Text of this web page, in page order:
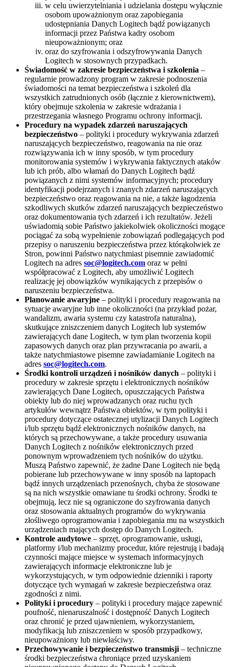
w celu uwierzytelniania i udzielania dostępu wyłącznie
osobom upoważnionym oraz zapobiegania
udostępniania Danych Logitech bądź powiązanych
informacji przez Państwa kadry osobom
nieupoważnionym; oraz
oraz do szyfrowania i odszyfrowywania Danych
Logitech w stosownych przypadkach.
Świadomość w zakresie bezpieczeństwa i szkolenia –
regularnie prowadzony program w zakresie podnoszenia
świadomości na temat bezpieczeństwa i szkoleń dla
wszystkich zatrudnionych osób (łącznie z kierownictwem),
który obejmuje szkolenia w zakresie wdrażania i
przestrzegania własnego Programu ochrony informacji.
Procedury na wypadek zdarzeń naruszających
bezpieczeństwo – polityki i procedury wykrywania zdarzeń
naruszających bezpieczeństwo, reagowania na nie oraz
rozwiązywania ich w inny sposób, w tym procedury
monitorowania systemów i wykrywania faktycznych ataków
lub ich prób, albo włamań do Danych Logitech bądź
powiązanych z nimi systemów informacyjnych; procedury
identyfikacji podejrzanych i znanych zdarzeń naruszających
bezpieczeństwo oraz reagowania na nie, a także łagodzenia
szkodliwych skutków zdarzeń naruszających bezpieczeństwo
oraz dokumentowania tych zdarzeń i ich rezultatów. Jeżeli
uświadomią sobie Państwo jakiekolwiek okoliczności mogące
pociągać za sobą wypełnienie zobowiązań podlegających pod
przepisy o naruszeniu bezpieczeństwa przez którąkolwiek ze
Stron, powinni Państwo natychmiast pisemnie zawiadomić
Logitech na adres soc@logitech.com oraz w pełni
współpracować z Logitech, aby umożliwić Logitech
realizację jej obowiązków wynikających z przepisów o
naruszeniu bezpieczeństwa.
Planowanie awaryjne – polityki i procedury reagowania na
sytuacje awaryjne lub inne okoliczności (na przykład pożar,
wandalizm, awaria systemu czy katastrofa naturalna),
skutkujące zniszczeniem danych Logitech lub systemów
zawierających dane Logitech, w tym plan tworzenia kopii
zapasowych danych oraz plan przywracania po awarii, a
także natychmiastowe pisemne zawiadamianie Logitech na
adres soc@logitech.com.
Środki kontroli urządzeń i nośników danych – polityki i
procedury w zakresie sprzętu i elektronicznych nośników
zawierających Dane Logitech, opuszczających Państwa
obiekty lub do niej wprowadzanych oraz ruchu tych
artykułów wewnątrz Państwa obiektów, w tym polityki i
procedury dotyczące ostatecznej utylizacji Danych Logitech
i/lub sprzętu bądź elektronicznych nośników danych, na
których są przechowywane, a także procedury usuwania
Danych Logitech z nośników elektronicznych przed
ponownym wprowadzeniem tych nośników do użytku.
Muszą Państwo zapewnić, że żadne Dane Logitech nie będą
pobierane lub przechowywane w inny sposób na laptopach
bądź innych urządzeniach przenośnych, chyba że stosowane
są na nich wszystkie omawiane tu środki ochrony. Środki te
obejmują, lecz nie są ograniczone do szyfrowania danych
oraz stosowania aktualnych programów do wykrywania
złośliwego oprogramowania i zapobiegania mu na wszystkich
urządzeniach mających dostęp do Danych Logitech.
Kontrole audytowe – sprzęt, oprogramowanie, usługi,
platformy i/lub mechanizmy procedur, które rejestrują i badają
czynności mające miejsce w systemach informacyjnych
zawierających informacje elektroniczne lub je
wykorzystujących, w tym odpowiednie dzienniki i raporty
dotyczące tych wymagań w zakresie bezpieczeństwa oraz
zgodności z nimi.
Polityki i procedury – polityki i procedury mające zapewnić
poufność, nienaruszalność i dostępność Danych Logitech
oraz chronić je przed ujawnieniem, wykorzystaniem,
modyfikacją lub zniszczeniem w sposób przypadkowy,
nieupoważniony lub niewłaściwy.
Przechowywanie i bezpieczeństwo transmisji – techniczne
środki bezpieczeństwa chroniące przed uzyskaniem